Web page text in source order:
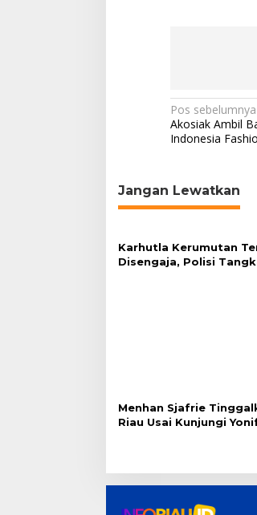
N
a
i
g
s
i
Pos sebelumnya
Akosiak Ambil
Indonesia
Jangan Lewatkan
Karhutla Kerumutan
Disengaja, Polisi
Menhan Sjafrie
Riau Usai Kunjungi